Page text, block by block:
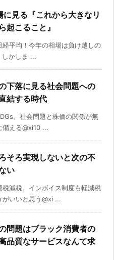
見る『これから大きなリ
起こること』
経平均！今年の相場は負け越しの
しかしま ...
下落に見る社会問題への
結する時代
。社会問題と株価の関係が無
備える@xi10 ...
そろ実現しないと次の不
い
税減税。インボイス制度も軽減税
がいいと思う@xi ...
問題はブラック消費者の
品質なサービスなんて求